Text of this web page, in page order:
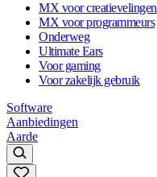
MX voor creatievelingen
MX voor programmeurs
Onderweg
Ultimate Ears
Voor gaming
Voor zakelijk gebruik
Software
Aanbiedingen
Aarde